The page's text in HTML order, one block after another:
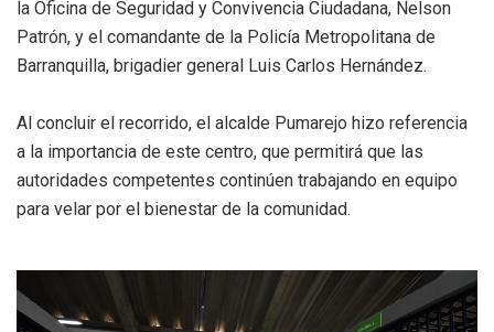
la Oficina de Seguridad y Convivencia Ciudadana, Nelson
Patrón, y el comandante de la Policía Metropolitana de
Barranquilla, brigadier general Luis Carlos Hernández.
Al concluir el recorrido, el alcalde Pumarejo hizo referencia
a la importancia de este centro, que permitirá que las
autoridades competentes continúen trabajando en equipo
para velar por el bienestar de la comunidad.